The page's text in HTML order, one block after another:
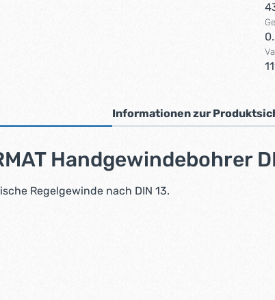
Informationen zur
Handgewindebohrer
Regelgewinde nach DIN 13.